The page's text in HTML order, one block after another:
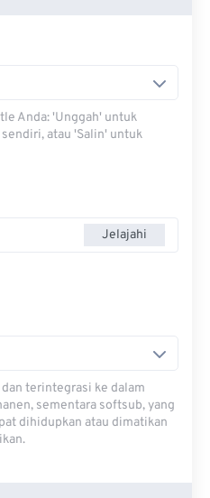
Anda: 'Unggah' untuk
atau 'Salin' untuk
Jelajahi
terintegrasi ke dalam
sementara softsub, yang
dihidupkan atau dimatikan